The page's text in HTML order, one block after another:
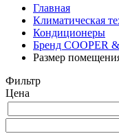
Главная
Климатическая
Кондиционеры
Бренд COOPER
Размер
Фильтр
Цена